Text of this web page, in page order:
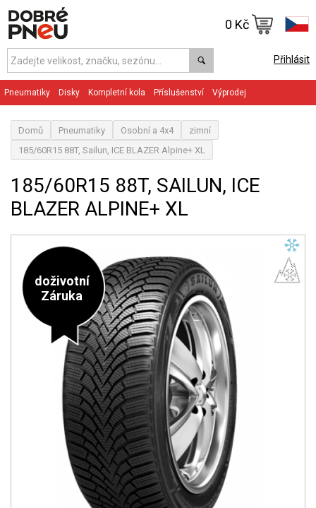
Přihlásit
0 Kč
Pneumatiky Disky Kompletní kola Příslušenství Výprodej
Domů Pneumatiky Osobní a 4x4
zimní
185/60R15 88T, Sailun, ICE BLAZER Alpine+ XL
185/60R15 88T, SAILUN, ICE
BLAZER ALPINE+ XL
doživotní
Záruka